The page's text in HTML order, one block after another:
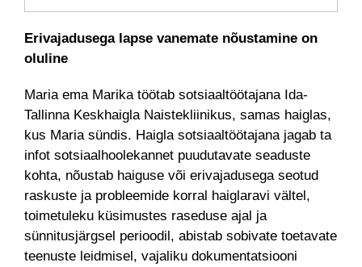
Erivajadusega lapse vanemate nõustamine on
oluline
Maria ema Marika töötab sotsiaaltöötajana Ida-
Tallinna Keskhaigla Naistekliinikus, samas haiglas,
kus Maria sündis. Haigla sotsiaaltöötajana jagab ta
infot sotsiaalhoolekannet puudutavate seaduste
kohta, nõustab haiguse või erivajadusega seotud
raskuste ja probleemide korral haiglaravi vältel,
toimetuleku küsimustes raseduse ajal ja
sünnitusjärgsel perioodil, abistab sobivate toetavate
teenuste leidmisel, vajaliku dokumentatsiooni